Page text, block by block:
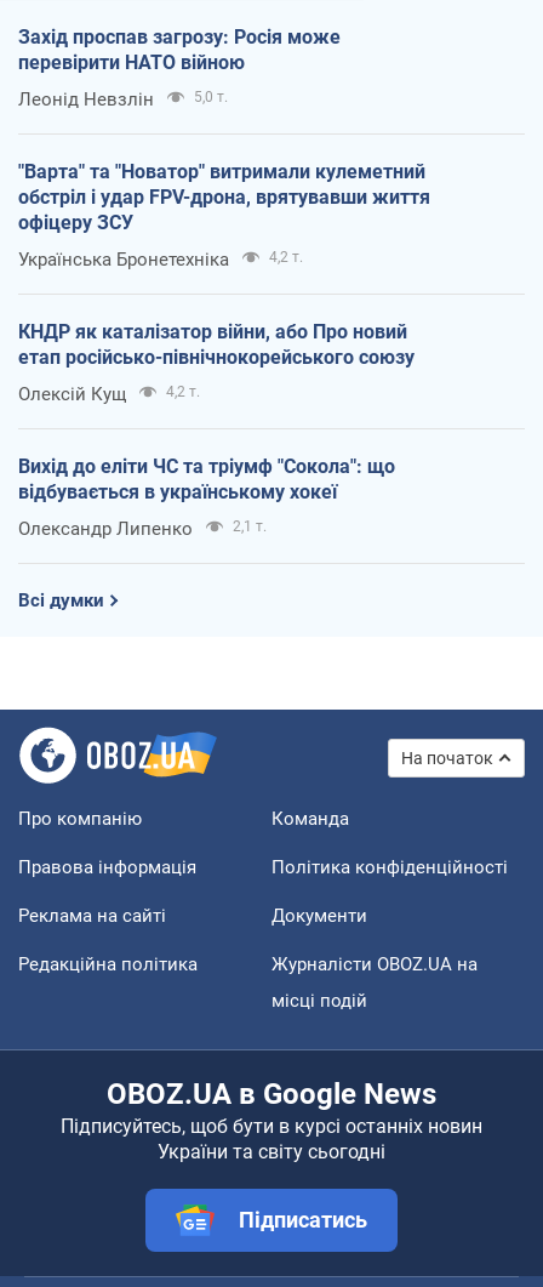
Захід проспав загрозу: Росія може
перевірити НАТО війною
Леонід Невзлін 5,0 т.
"Варта" та "Новатор" витримали кулеметний
обстріл і удар FPV-дрона, врятувавши життя
офіцеру ЗСУ
Українська Бронетехніка 4,2 т.
КНДР як каталізатор війни, або Про новий
етап російсько-північнокорейського союзу
Олексій Кущ 4,2 т.
Вихід до еліти ЧС та тріумф "Сокола": що
відбувається в українському хокеї
Олександр Липенко 2,1 т.
Всі думки
На початок
Про компанію Команда
Правова інформація Політика конфіденційності
Реклама на сайті Документи
Редакційна політика
Журналісти OBOZ.UA на
місці подій
OBOZ.UA в Google News
Підписуйтесь, щоб бути в курсі останніх новин
України та світу сьогодні
Підписатись